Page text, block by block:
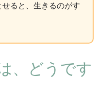
ると、生きるのがす
、どうです